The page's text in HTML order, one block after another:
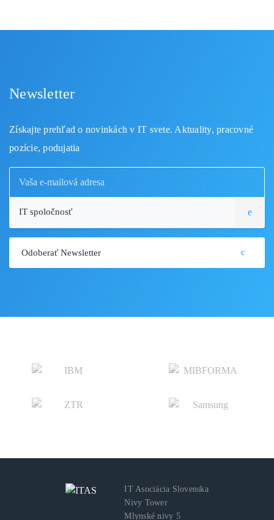
Newsletter
Získajte prehľad o novinkách v IT svete. Aktuality, pracovné
pozície, podujatia
IT spoločnosť
IT Asociácia Slovenska
Nivy Tower
Mlynské nivy 5